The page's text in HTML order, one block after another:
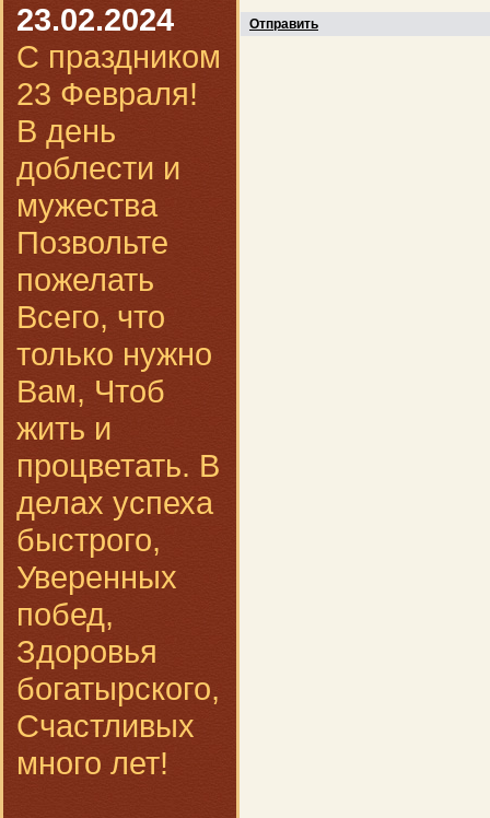
23.02.2024
С праздником
23 Февраля!
В день
доблести и
мужества
Позвольте
пожелать
Всего, что
только нужно
Вам, Чтоб
жить и
процветать. В
делах успеха
быстрого,
Уверенных
побед,
Здоровья
богатырского,
Счастливых
много лет!
Отправить